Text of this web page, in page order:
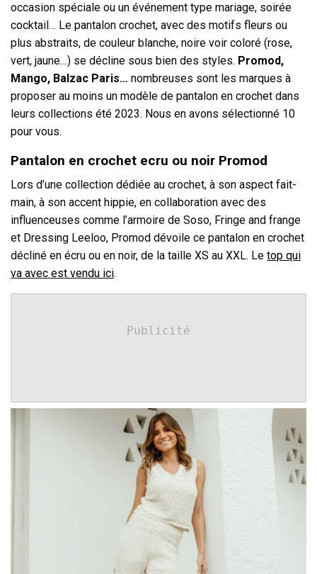
occasion spéciale ou un événement type mariage, soirée
cocktail… Le pantalon crochet, avec des motifs fleurs ou
plus abstraits, de couleur blanche, noire voir coloré (rose,
vert, jaune…) se décline sous bien des styles. Promod,
Mango, Balzac Paris… nombreuses sont les marques à
proposer au moins un modèle de pantalon en crochet dans
leurs collections été 2023. Nous en avons sélectionné 10
pour vous.
Pantalon en crochet ecru ou noir Promod
Lors d’une collection dédiée au crochet, à son aspect fait-
main, à son accent hippie, en collaboration avec des
influenceuses comme l’armoire de Soso, Fringe and frange
et Dressing Leeloo, Promod dévoile ce pantalon en crochet
décliné en écru ou en noir, de la taille XS au XXL. Letop qui
va avec est vendu ici.
Publicité